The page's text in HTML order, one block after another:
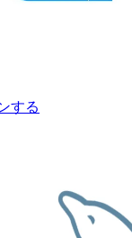
する